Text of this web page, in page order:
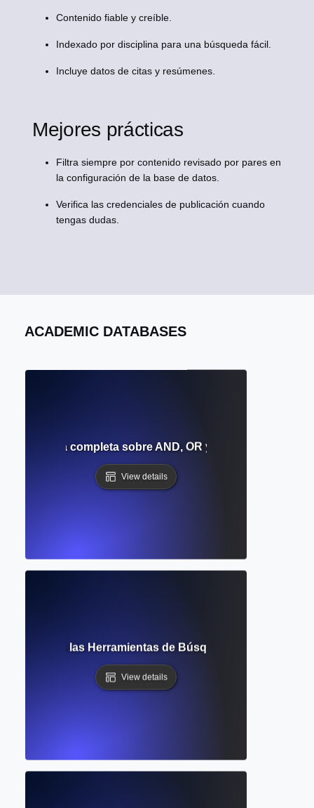
Contenido fiable y creíble.
Indexado por disciplina para una búsqueda fácil.
Incluye datos de citas y resúmenes.
Mejores prácticas
Filtra siempre por contenido revisado por pares en
la configuración de la base de datos.
Verifica las credenciales de publicación cuando
tengas dudas.
ACADEMIC DATABASES
Guía completa sobre AND, OR y NOT para la
View details
las Herramientas de Búsqueda Avanzada en
View details